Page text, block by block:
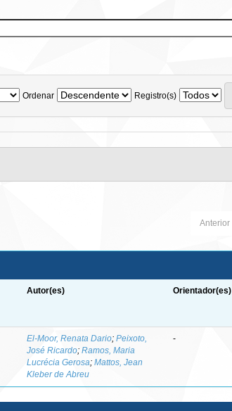
Ordenar Registro(s)
Anterior
Autor(es) Orientador(es)
El-Moor, Renata Dario;Peixoto,
José Ricardo;Ramos, Maria
Lucrécia Gerosa;Mattos, Jean
Kleber de Abreu
-